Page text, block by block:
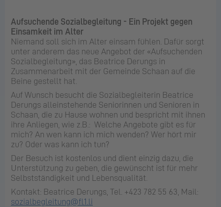
Aufsuchende Sozialbegleitung - Ein Projekt gegen
Einsamkeit im Alter
Niemand soll sich im Alter einsam fühlen. Dafür sorgt
unter anderem das neue Angebot der «Aufsuchenden
Sozialbegleitung», das Beatrice Derungs in
Zusammenarbeit mit der Gemeinde Schaan auf die
Beine gestellt hat.
Auf Wunsch besucht die Sozialbegleiterin Beatrice
Derungs alleinstehende Seniorinnen und Senioren in
Schaan, die zu Hause wohnen und bespricht mit ihnen
ihre Anliegen, wie z.B.: Welche Angebote gibt es für
mich? An wen kann ich mich wenden? Wer hört mir
zu? Oder was kann ich tun?
Der Besuch ist kostenlos und dient einzig dazu, die
Unterstützung zu geben, die gewünscht ist für mehr
Selbstständigkeit und Lebensqualität.
Kontakt: Beatrice Derungs, Tel. +423 782 55 63, Mail:
sozialbegleitung@fl1.li